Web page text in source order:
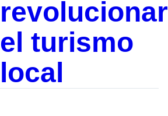
revolucionar
el turismo
local